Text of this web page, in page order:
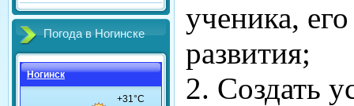
Погода в Ногинске
Ногинск
ученика,
развития;
2. Создать